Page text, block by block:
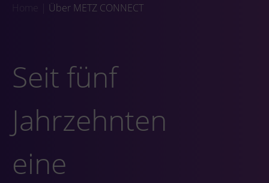
Home Über METZ CONNECT
Seit fünf
Jahrzehnten
eine